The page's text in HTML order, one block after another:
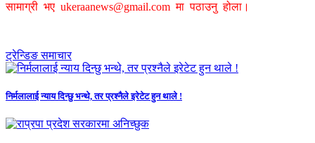
सामाग्री भए ukeraanews@gmail.com मा पठाउनु होला।
ट्रेन्डिङ समाचार
निर्मलालाई न्याय दिन्छु भन्थे, तर प्रश्नैले इरेटेट हुन थाले !